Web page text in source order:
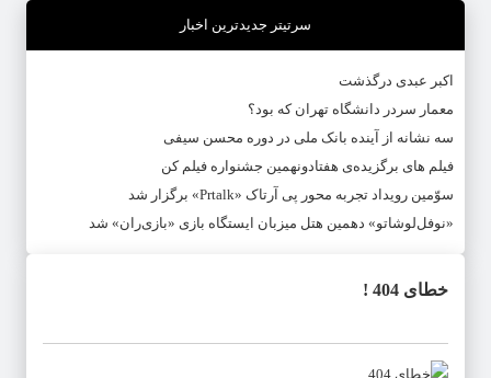
سرتیتر جدیدترین اخبار
اکبر عبدی درگذشت
معمار سردر دانشگاه تهران که بود؟
سه نشانه از آینده بانک ملی در دوره محسن سیفی
فیلم های برگزیده‌ی هفتادونهمین جشنواره فیلم کن
سوّمین رویداد تجربه محور پی آرتاک «Prtalk» برگزار شد
«نوفل‌لوشاتو» دهمین هتل میزبان ایستگاه بازی «بازی‌ران» شد
خطای 404 !